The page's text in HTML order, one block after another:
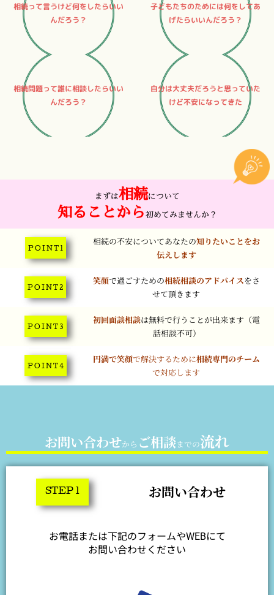
相続って言うけど何をしたらいい
んだろう？
子どもたちのためには何をしてあ
げたらいいんだろう？
相続問題って誰に相談したらいい
んだろう？
自分は大丈夫だろうと思っていた
けど不安になってきた
まずは相続について
知ることから初めてみませんか？
P O I N T 1
相続の不安についてあなたの知りたいことをお
伝えします
P O I N T 2
笑顔で過ごすための相続相談のアドバイスをさ
せて頂きます
P O I N T 3
初回面談相談は無料で行うことが出来ます（電
話相談不可）
P O I N T 4
円満で笑顔で解決するために相続専門のチーム
で対応します
お問い合わせから ご相談までの流れ
STEP 1 お問い合わせ
お電話または下記のフォームやWEBにて
お問い合わせください